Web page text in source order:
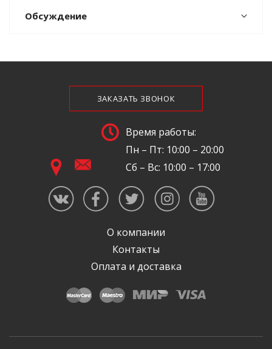
Обсуждение
ЗАКАЗАТЬ ЗВОНОК
Время работы:
Пн – Пт: 10:00 – 20:00
Сб – Вс: 10:00 – 17:00
О компании
Контакты
Оплата и доставка